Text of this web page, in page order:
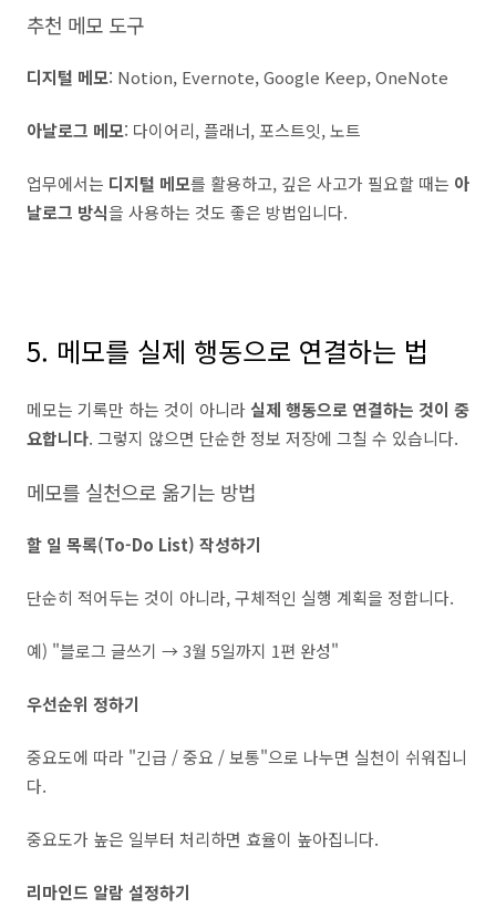
추천 메모 도구
디지털 메모: Notion, Evernote, Google Keep, OneNote
아날로그 메모: 다이어리, 플래너, 포스트잇, 노트
업무에서는 디지털 메모를 활용하고, 깊은 사고가 필요할 때는 아
날로그 방식을 사용하는 것도 좋은 방법입니다.
5. 메모를 실제 행동으로 연결하는 법
메모는 기록만 하는 것이 아니라 실제 행동으로 연결하는 것이 중
요합니다. 그렇지 않으면 단순한 정보 저장에 그칠 수 있습니다.
메모를 실천으로 옮기는 방법
할 일 목록(To-Do List) 작성하기
단순히 적어두는 것이 아니라, 구체적인 실행 계획을 정합니다.
예) "블로그 글쓰기 → 3월 5일까지 1편 완성"
우선순위 정하기
중요도에 따라 "긴급 / 중요 / 보통"으로 나누면 실천이 쉬워집니
다.
중요도가 높은 일부터 처리하면 효율이 높아집니다.
리마인드 알람 설정하기